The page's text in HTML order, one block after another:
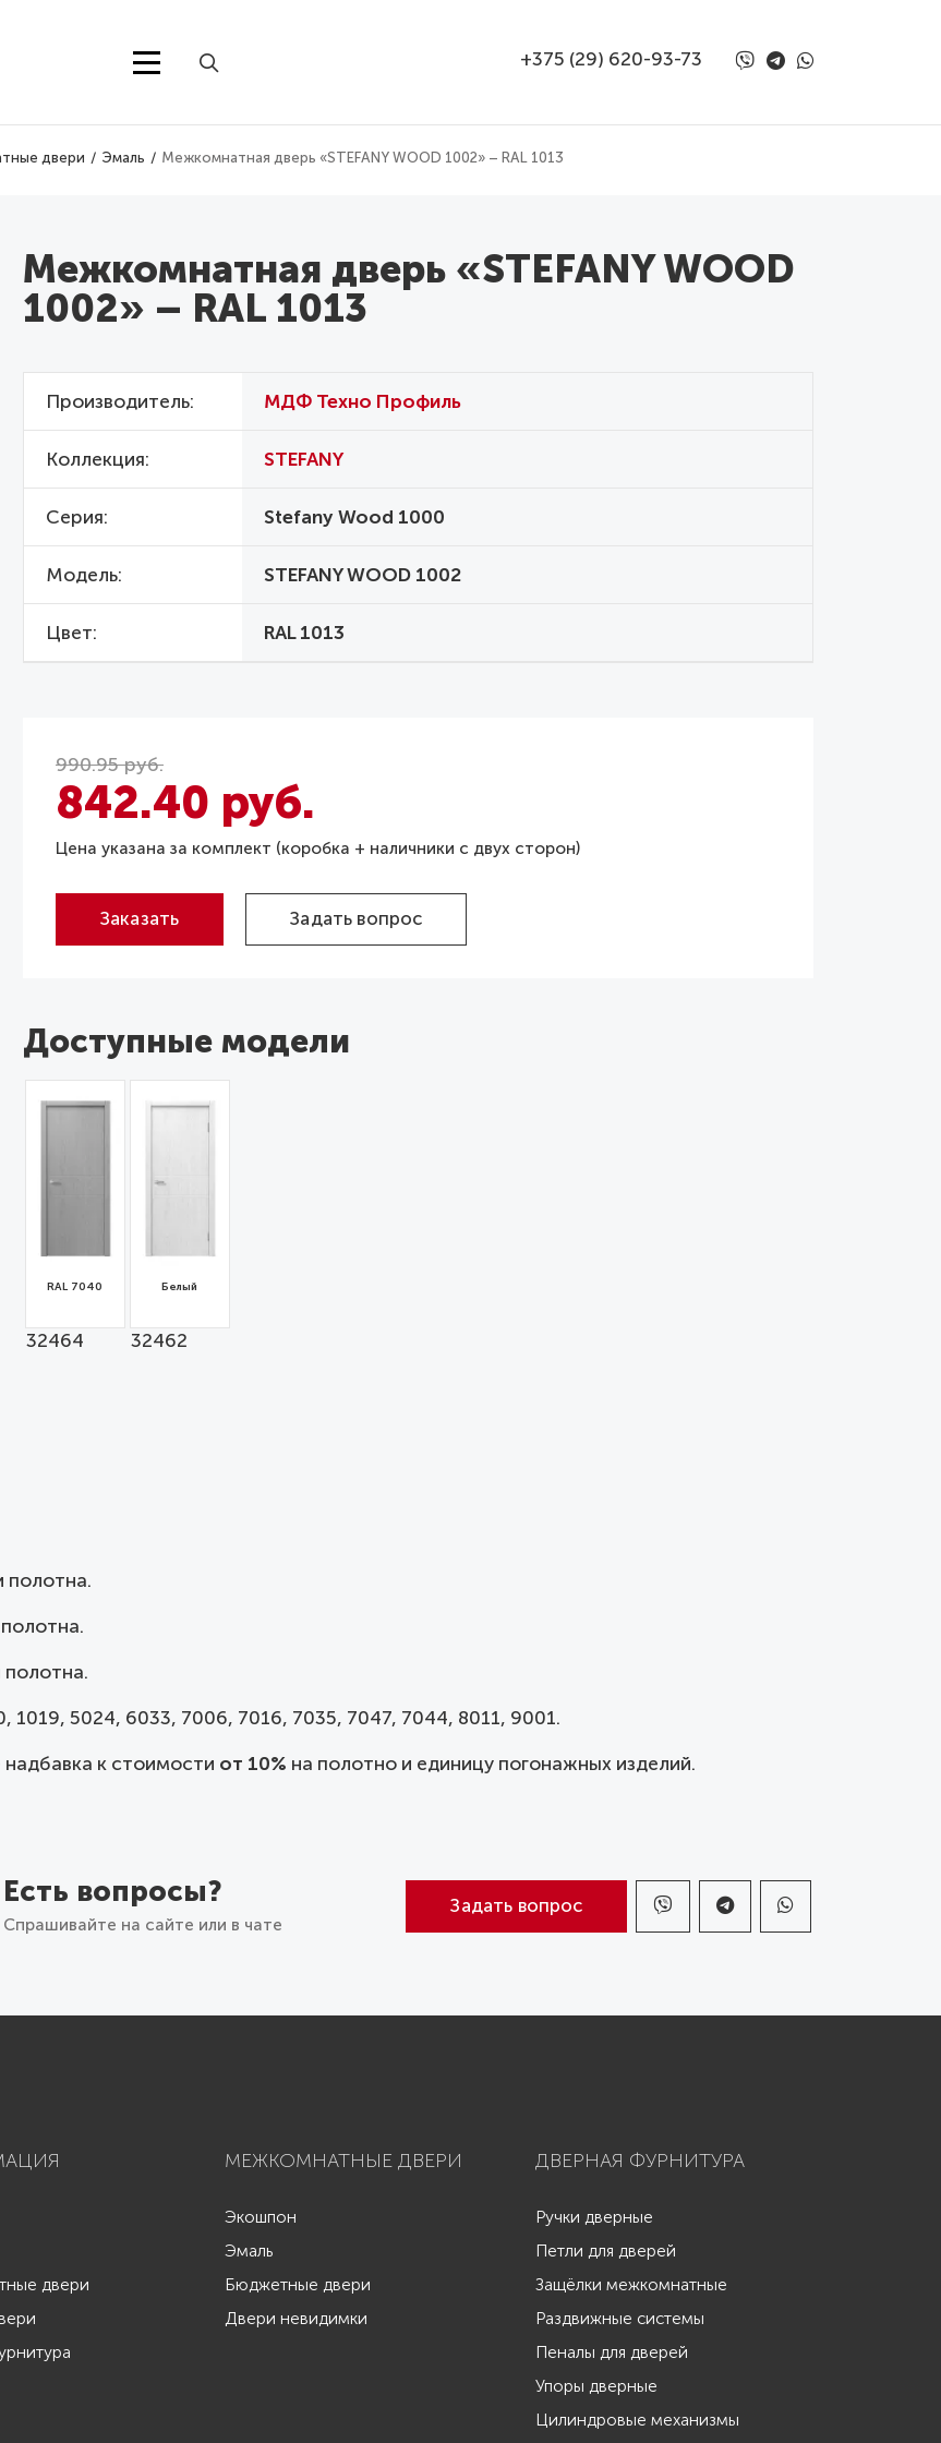
+375 (29) 620-93-73
двери Эмаль Межкомнатная дверь «STEFANY WOOD 1002» – RAL 1013
Межкомнатная дверь «STEFANY WOOD
1002» – RAL 1013
Производитель МДФ Техно Профиль
Коллекция STEFANY
Серия Stefany Wood 1000
Модель STEFANY WOOD 1002
Цвет RAL 1013
990.95 руб.
842.40 руб.
Цена указана за комплект (коробка + наличники с двух сторон)
Заказать Задать вопрос
Доступные модели
RAL 7040
32464
Белый
32462
полотна.
1019, 5024, 6033, 7006, 7016, 7035, 7047, 7044, 8011, 9001.
к стоимости от 10% на полотно и единицу погонажных изделий.
Есть вопросы?
Спрашивайте на сайте или в чате
Задать вопрос
двери
МЕЖКОМНАТНЫЕ ДВЕРИ
Экошпон
Эмаль
Бюджетные двери
Двери невидимки
ДВЕРНАЯ ФУРНИТУРА
Ручки дверные
Петли для дверей
Защёлки межкомнатные
Раздвижные системы
Пеналы для дверей
Упоры дверные
Цилиндровые механизмы